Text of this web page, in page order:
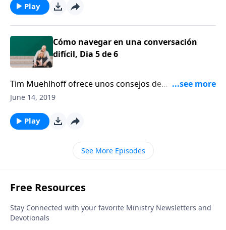
Play
Cómo navegar en una conversación
difícil, Dia 5 de 6
Tim Muehlhoff ofrece unos consejos de
comunicación para navegar por una conversación
June 14, 2019
Play
See More Episodes